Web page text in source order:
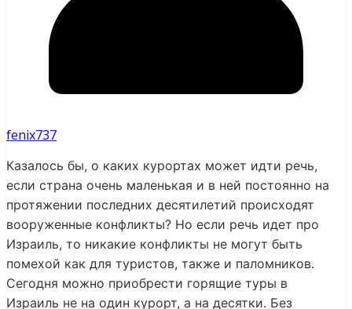
fenix737
Казалось бы, о каких курортах может идти речь,
если страна очень маленькая и в ней постоянно на
протяжении последних десятилетий происходят
вооруженные конфликты? Но если речь идет про
Израиль, то никакие конфликты не могут быть
помехой как для туристов, также и паломников.
Сегодня можно приобрести горящие туры в
Израиль не на один курорт, а на десятки. Без